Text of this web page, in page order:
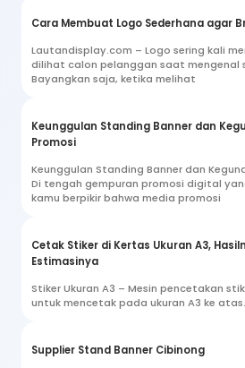
Cara Membuat Logo Sederhana agar
Lautandisplay.com – Logo sering kali
dilihat calon pelanggan saat mengenal
Bayangkan saja, ketika melihat
Keunggulan Standing Banner dan
Promosi
Keunggulan Standing Banner dan
Di tengah gempuran promosi digital
kamu berpikir bahwa media promosi
Cetak Stiker di Kertas Ukuran A3,
Estimasinya
Stiker Ukuran A3 – Mesin pencetakan
untuk mencetak pada ukuran A3 ke
Supplier Stand Banner Cibinong